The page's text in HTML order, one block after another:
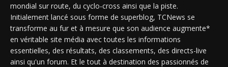
mondial sur route, du cyclo-cross ainsi que la piste.
Initialement lancé sous forme de superblog, TCNews se
transforme au fur et à mesure que son audience augmente*
en véritable site média avec toutes les informations
essentielles, des résultats, des classements, des directs-live
ainsi qu'un forum. Et le tout à destination des passionnés de